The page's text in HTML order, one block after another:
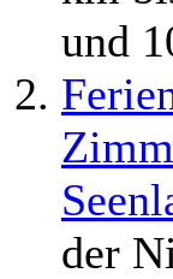
und
der